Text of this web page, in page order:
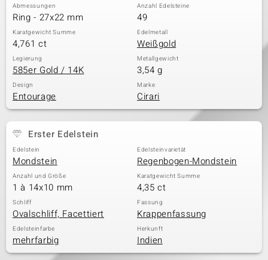
Collection
Classics
Abmessungen
Ring - 27x22 mm
Anzahl Edelsteine
49
Karatgewicht Summe
4,761 ct
Edelmetall
Weißgold
Legierung
585er Gold / 14K
Metallgewicht
3,54 g
Design
Entourage
Marke
Cirari
Erster Edelstein
Edelstein
Mondstein
Edelsteinvarietät
Regenbogen-Mondstein
Anzahl und Größe
1 à 14x10 mm
Karatgewicht Summe
4,35 ct
Schliff
Ovalschliff, Facettiert
Fassung
Krappenfassung
Edelsteinfarbe
mehrfarbig
Herkunft
Indien